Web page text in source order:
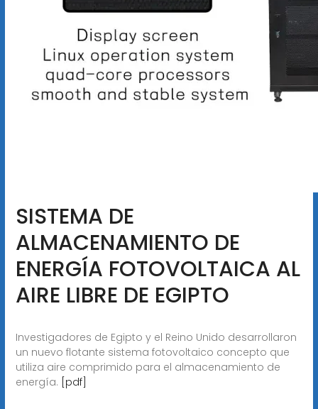
SISTEMA DE
ALMACENAMIENTO DE
ENERGÍA FOTOVOLTAICA AL
AIRE LIBRE DE EGIPTO
Investigadores de Egipto y el Reino Unido desarrollaron
un nuevo flotante sistema fotovoltaico concepto que
utiliza aire comprimido para el almacenamiento de
energía. [pdf]